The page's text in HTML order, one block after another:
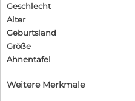
Geschlecht
Alter
Geburtsland
Größe
Ahnentafel
Weitere Merkmale